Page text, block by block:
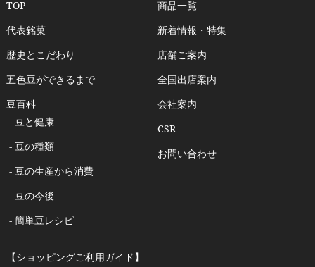
TOP
代表銘菓
歴史とこだわり
五色豆ができるまで
豆百科
- 豆と健康
- 豆の種類
- 豆の生産から消費
- 豆の今後
- 簡単豆レシピ
商品一覧
新着情報・特集
店舗ご案内
全国出店案内
会社案内
CSR
お問い合わせ
【ショッピングご利用ガイド】